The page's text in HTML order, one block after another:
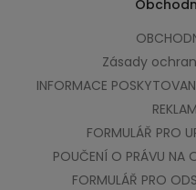
Zásady
INFORMACE
FORMULÁŘ PRO
POUČENÍ O PRÁVU NA
FORMULÁŘ PRO